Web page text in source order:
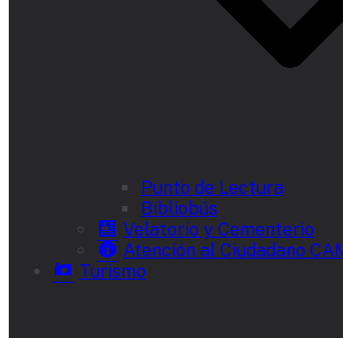
Punto de Lectura
Bibliobús
Velatorio y Cementerio
Atención al Ciudadano
Turismo